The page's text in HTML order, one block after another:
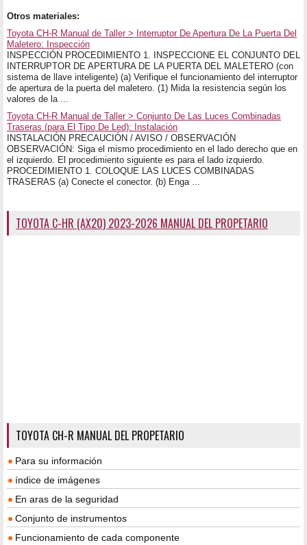
Otros materiales:
Toyota CH-R Manual de Taller > Interruptor De Apertura De La Puerta Del
Maletero: Inspección
INSPECCIÓN PROCEDIMIENTO 1. INSPECCIONE EL CONJUNTO DEL
INTERRUPTOR DE APERTURA DE LA PUERTA DEL MALETERO (con
sistema de llave inteligente) (a) Verifique el funcionamiento del interruptor
de apertura de la puerta del maletero. (1) Mida la resistencia según los
valores de la ...
Toyota CH-R Manual de Taller > Conjunto De Las Luces Combinadas
Traseras (para El Tipo De Led): Instalación
INSTALACIÓN PRECAUCIÓN / AVISO / OBSERVACIÓN
OBSERVACIÓN: Siga el mismo procedimiento en el lado derecho que en
el izquierdo. El procedimiento siguiente es para el lado izquierdo.
PROCEDIMIENTO 1. COLOQUE LAS LUCES COMBINADAS
TRASERAS (a) Conecte el conector. (b) Enga ...
TOYOTA C-HR (AX20) 2023-2026 MANUAL DEL PROPETARIO
TOYOTA CH-R MANUAL DEL PROPETARIO
Para su información
índice de imágenes
En aras de la seguridad
Conjunto de instrumentos
Funcionamiento de cada componente